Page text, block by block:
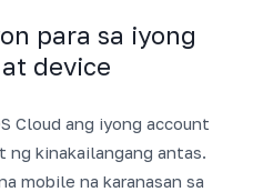
para sa iyong
device
Cloud ang iyong account
ng kinakailangang antas.
mobile na karanasan sa